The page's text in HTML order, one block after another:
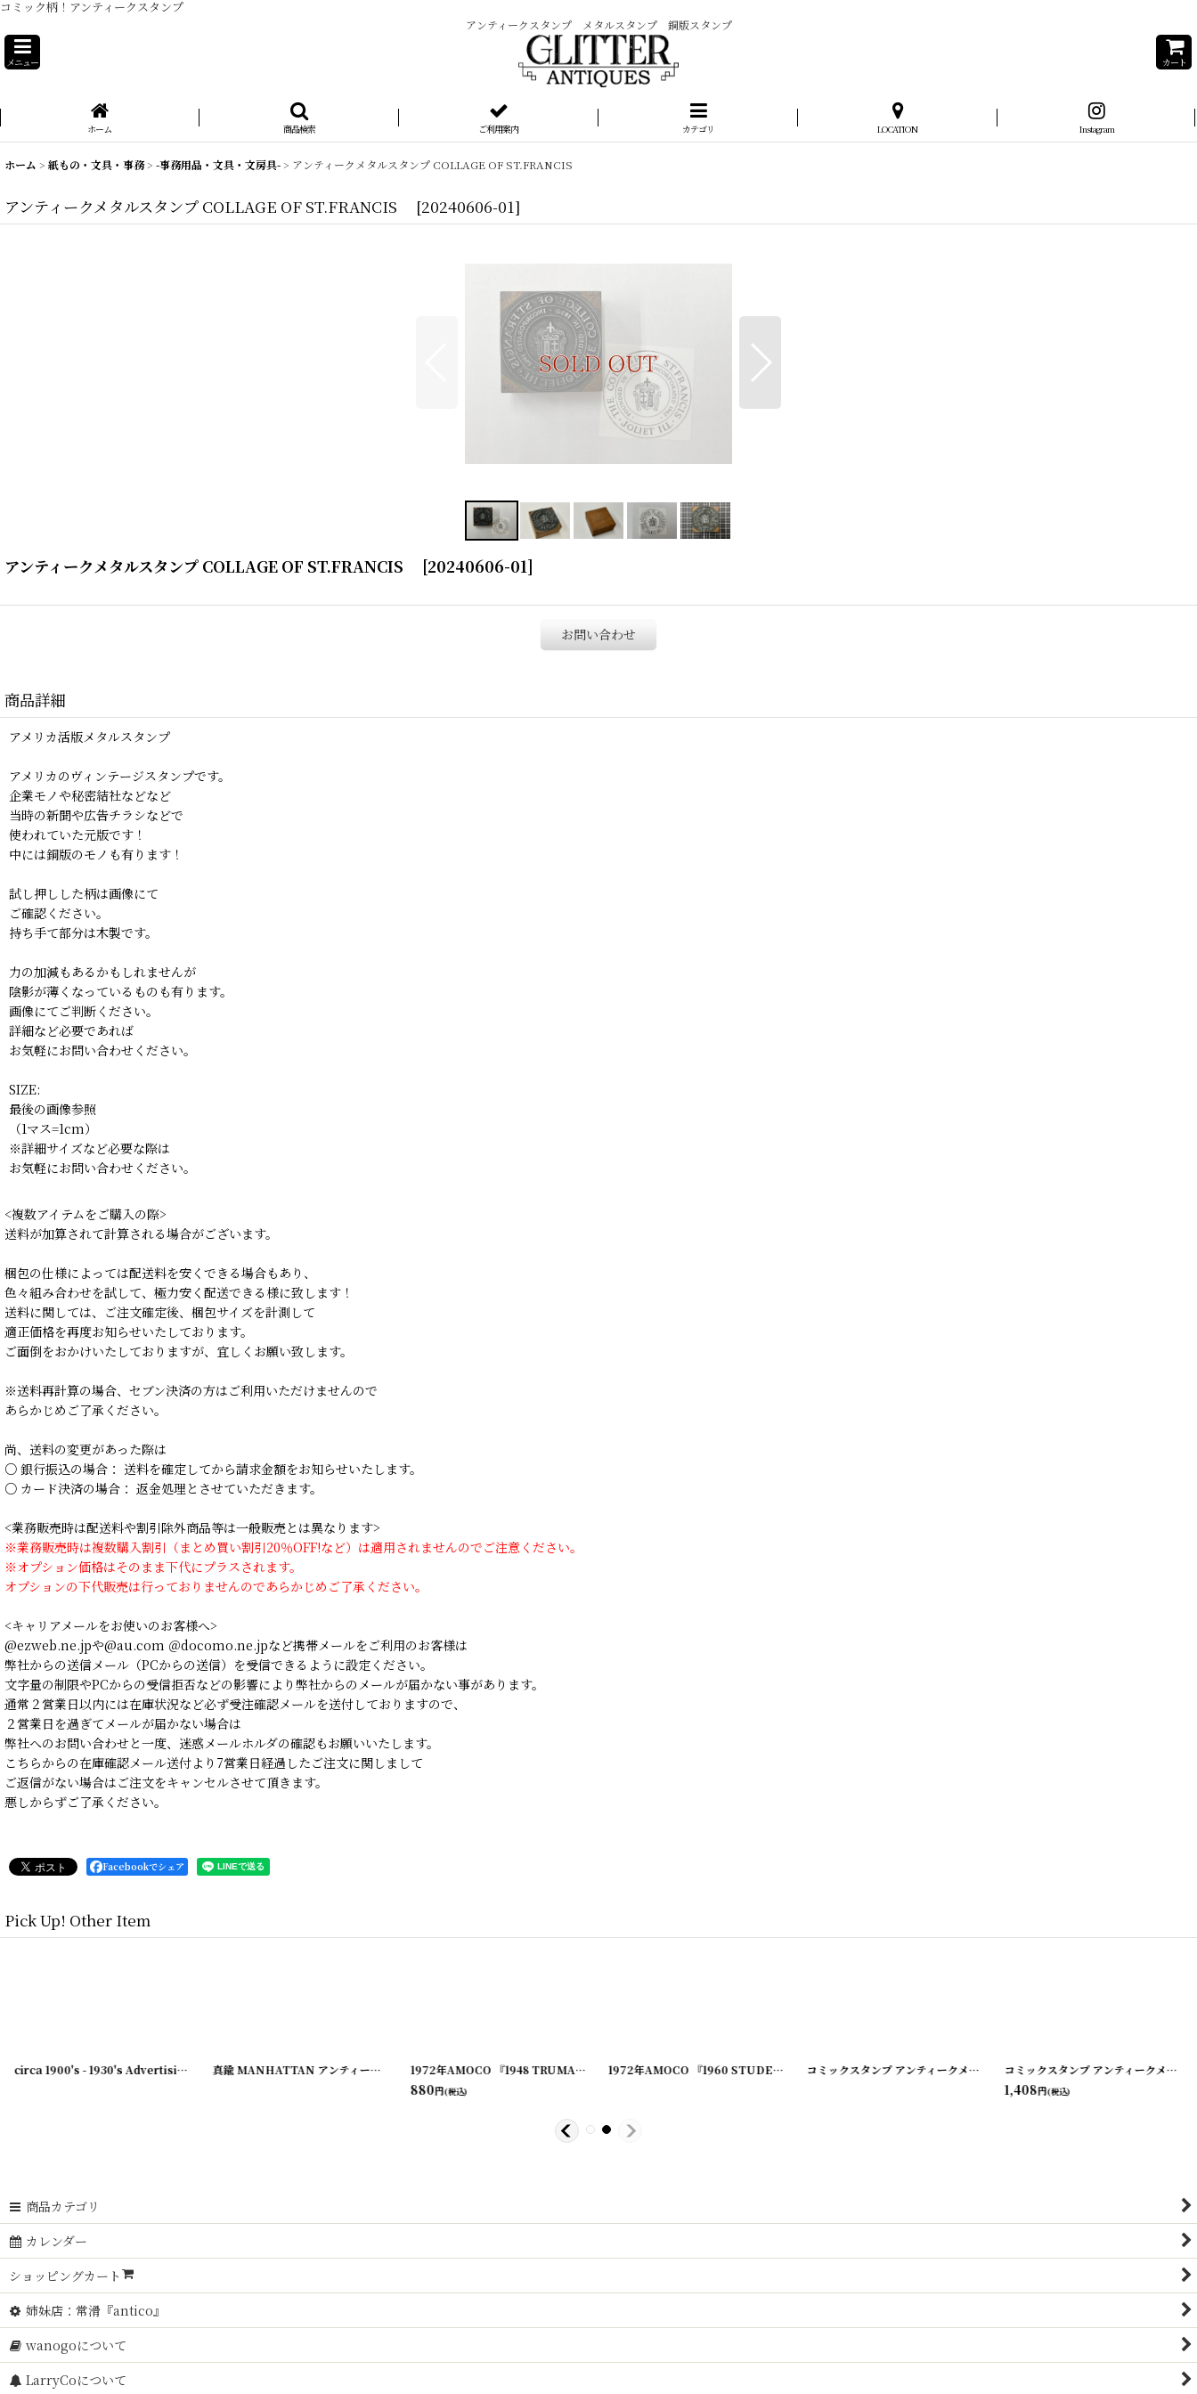
コミック柄！アンティークスタンプ
アンティークスタンプ メタルスタンプ 銅版スタンプ
メニュー カート
ホーム 商品検索 ご利用案内 カテゴリ LOCATION Instagram
ホーム > 紙もの・文具・事務> -事務用品・文具・文房具-> アンティークメタルスタンプ COLLAGE OF ST.FRANCIS
アンティークメタルスタンプ COLLAGE OF ST.FRANCIS [20240606-01]
アンティークメタルスタンプ COLLAGE OF ST.FRANCIS [20240606-01]
お問い合わせ
商品詳細
アメリカ活版メタルスタンプ
アメリカのヴィンテージスタンプです。
企業モノや秘密結社などなど
当時の新聞や広告チラシなどで
使われていた元版です！
中には銅版のモノも有ります！
試し押しした柄は画像にて
ご確認ください。
持ち手て部分は木製です。
力の加減もあるかもしれませんが
陰影が薄くなっているものも有ります。
画像にてご判断ください。
詳細など必要であれば
お気軽にお問い合わせください。
SIZE:
最後の画像参照
（1マス=1cm）
※詳細サイズなど必要な際は
お気軽にお問い合わせください。
<複数アイテムをご購入の際>
送料が加算されて計算される場合がございます。
梱包の仕様によっては配送料を安くできる場合もあり、
色々組み合わせを試して、極力安く配送できる様に致します！
送料に関しては、ご注文確定後、梱包サイズを計測して
適正価格を再度お知らせいたしております。
ご面倒をおかけいたしておりますが、宜しくお願い致します。
※送料再計算の場合、セブン決済の方はご利用いただけませんので
あらかじめご了承ください。
尚、送料の変更があった際は
○ 銀行振込の場合： 送料を確定してから請求金額をお知らせいたします。
○ カード決済の場合： 返金処理とさせていただきます。
<業務販売時は配送料や割引除外商品等は一般販売とは異なります>
※業務販売時は複数購入割引（まとめ買い割引20％OFF!など）は適用されませんのでご注意ください。
※オプション価格はそのまま下代にプラスされます。
オプションの下代販売は行っておりませんのであらかじめご了承ください。
<キャリアメールをお使いのお客様へ>
@ezweb.ne.jpや@au.com ＠docomo.ne.jpなど携帯メールをご利用のお客様は
弊社からの送信メール（PCからの送信）を受信できるように設定ください。
文字量の制限やPCからの受信拒否などの影響により弊社からのメールが届かない事があります。
通常２営業日以内には在庫状況など必ず受注確認メールを送付しておりますので、
２営業日を過ぎてメールが届かない場合は
弊社へのお問い合わせと一度、迷惑メールホルダの確認もお願いいたします。
こちらからの在庫確認メール送付より7営業日経過したご注文に関しまして
ご返信がない場合はご注文をキャンセルさせて頂きます。
悪しからずご了承ください。
Facebookでシェア
Pick Up! Other Item
22] [231007-23]
[231003-23]
circa 1900's - 1930's Advertising Clip BELNAP... [231003-12] 真鍮 MANHATTAN アンティーククリップ [220714-6 1972年AMOCO 『1948 TRUMAN WAS SCREWY TO BUILD A PORCH FOR DEWEY』大統領選挙キャンペーンピンバッチ [20240603-14]
880円(税込)
1972年AMOCO 『1960 STUDENTS FOR KENNEDY』大統領選挙キャンペーンピンバッチ [20240603-21]
コミックスタンプ アンティークメタルスタンプ [20240603-10] コミックスタンプ アンティークメタルスタンプ
1,408円(税込)
商品カテゴリ
カレンダー
ショッピングカート
姉妹店：常滑『antico』
wanogoについて
LarryCoについて